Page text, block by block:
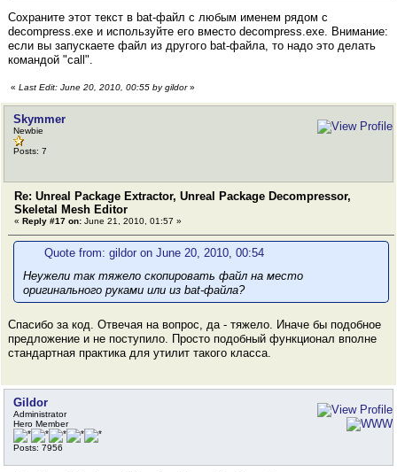
Сохраните этот текст в bat-файл с любым именем рядом с
decompress.exe и используйте его вместо decompress.exe. Внимание:
если вы запускаете файл из другого bat-файла, то надо это делать
командой "call".
« Last Edit: June 20, 2010, 00:55 by gildor»
Skymmer
Newbie
Posts: 7
Re: Unreal Package Extractor, Unreal Package Decompressor,
Skeletal Mesh Editor
« Reply #17 on: June 21, 2010, 01:57 »
Quote from: gildor on June 20, 2010, 00:54
Неужели так тяжело скопировать файл на место
оригинального руками или из bat-файла?
Спасибо за код. Отвечая на вопрос, да - тяжело. Иначе бы подобное
предложение и не поступило. Просто подобный функционал вполне
стандартная практика для утилит такого класса.
Gildor
Administrator
Hero Member
Posts: 7956